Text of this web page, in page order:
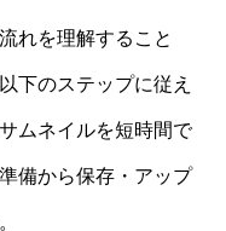
れを理解すること
下のステップに従え
ムネイルを短時間で
備から保存・アップ